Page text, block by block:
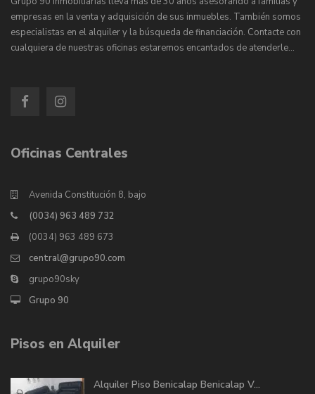
empresas en la venta y adquisición de sus inmuebles. También somos
especialistas en el alquiler y la búsqueda de financiación. Contacte con
cualquiera de nuestras oficinas estaremos encantados de atenderle…
Oficinas Centrales
Avenida Constitución 8, bajo
(0034) 963 489 732
(0034) 963 489 673
central@grupo90.com
grupo90sky
Grupo 90
Pisos en Alquiler
Alquiler Piso Benicalap Benicalap V...